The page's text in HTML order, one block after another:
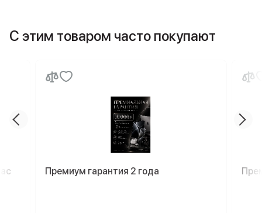
С этим товаром часто покупают
Премиум гарантия 2 года